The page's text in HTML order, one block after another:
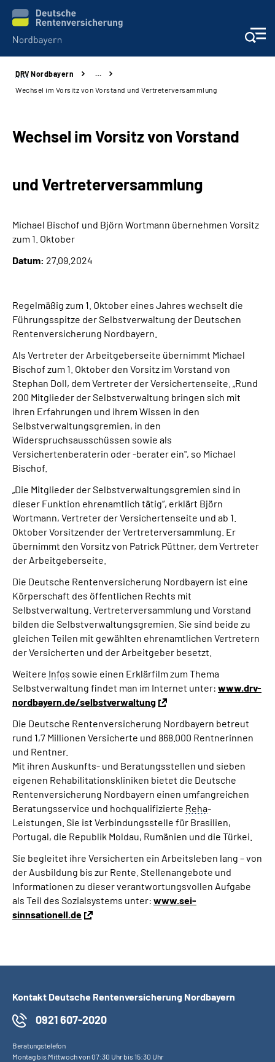
Online-Services
Reha-Kliniken
Inhalte in Gebärdensprache (DGS)
Leichte Sprache
Suche
Mein Kundenportal
DRV Nordbayern
…
Wechsel im Vorsitz von Vorstand und Vertreterversammlung
Wechsel im Vorsitz von Vorstand
und Vertreterversammlung
Michael Bischof und Björn Wortmann übernehmen Vorsitz
zum 1. Oktober
Datum: 27.09.2024
Regelmäßig zum 1. Oktober eines Jahres wechselt die
Führungsspitze der Selbstverwaltung der Deutschen
Rentenversicherung Nordbayern.
Als Vertreter der Arbeitgeberseite übernimmt Michael
Bischof zum 1. Oktober den Vorsitz im Vorstand von
Stephan Doll, dem Vertreter der Versichertenseite. „Rund
200 Mitglieder der Selbstverwaltung bringen sich mit
ihren Erfahrungen und ihrem Wissen in den
Selbstverwaltungsgremien, in den
Widerspruchsausschüssen sowie als
Versichertenberaterin oder -berater ein", so Michael
Bischof.
„Die Mitglieder der Selbstverwaltungsgremien sind in
dieser Funktion ehrenamtlich tätig“, erklärt Björn
Wortmann, Vertreter der Versichertenseite und ab 1.
Oktober Vorsitzender der Vertreterversammlung. Er
übernimmt den Vorsitz von Patrick Püttner, dem Vertreter
der Arbeitgeberseite.
Die Deutsche Rentenversicherung Nordbayern ist eine
Körperschaft des öffentlichen Rechts mit
Selbstverwaltung. Vertreterversammlung und Vorstand
bilden die Selbstverwaltungsgremien. Sie sind beide zu
gleichen Teilen mit gewählten ehrenamtlichen Vertretern
der Versicherten und der Arbeitgeber besetzt.
Weitere Infos sowie einen Erklärfilm zum Thema
Selbstverwaltung findet man im Internet unter: www.drv-
nordbayern.de/selbstverwaltung
Die Deutsche Rentenversicherung Nordbayern betreut
rund 1,7 Millionen Versicherte und 868.000 Rentnerinnen
und Rentner.
Mit ihren Auskunfts- und Beratungsstellen und sieben
eigenen Rehabilitationskliniken bietet die Deutsche
Rentenversicherung Nordbayern einen umfangreichen
Beratungsservice und hochqualifizierte Reha-
Leistungen. Sie ist Verbindungsstelle für Brasilien,
Portugal, die Republik Moldau, Rumänien und die Türkei.
Sie begleitet ihre Versicherten ein Arbeitsleben lang – von
der Ausbildung bis zur Rente. Stellenangebote und
Informationen zu dieser verantwortungsvollen Aufgabe
als Teil des Sozialsystems unter: www.sei-
sinnsationell.de
Kontakt Deutsche Rentenversicherung Nordbayern
0921 607-2020
Beratungstelefon
Montag bis Mittwoch von 07:30 Uhr bis 15:30 Uhr